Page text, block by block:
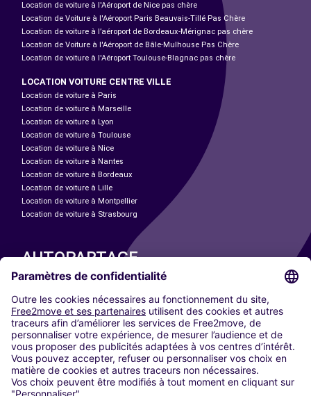
Location de voiture à l'Aéroport de Nice pas chère
Location de Voiture à l'Aéroport Paris Beauvais-Tillé Pas Chère
Location de voiture à l’aéroport de Bordeaux-Mérignac pas chère
Location de Voiture à l'Aéroport de Bâle-Mulhouse Pas Chère
Location de voiture à l'Aéroport Toulouse-Blagnac pas chère
LOCATION VOITURE CENTRE VILLE
Location de voiture à Paris
Location de voiture à Marseille
Location de voiture à Lyon
Location de voiture à Toulouse
Location de voiture à Nice
Location de voiture à Nantes
Location de voiture à Bordeaux
Location de voiture à Lille
Location de voiture à Montpellier
Location de voiture à Strasbourg
AUTOPARTAGE
Paris
Madrid
Washington DC
Milan
Rome
Turin
Vienne
Berlin